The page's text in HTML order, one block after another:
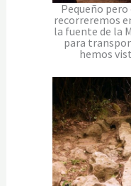
Pequeño
recorreremos
la fuente de la
para
hemos